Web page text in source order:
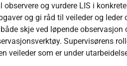
observere og vurdere LIS i
og gi råd til veileder og
skje ved løpende
Supervisørens
veileder som er under